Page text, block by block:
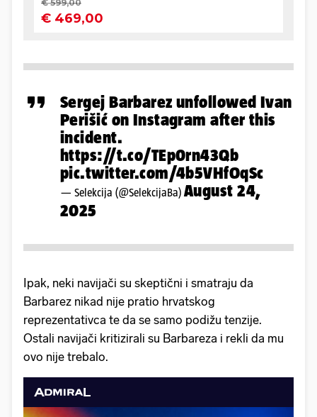
Sergej Barbarez unfollowed Ivan
Perišić on Instagram after this
incident.
https://t.co/TEp0rn43Qb
pic.twitter.com/4b5VHfOqSc
— Selekcija (@SelekcijaBa) August 24,
2025
Ipak, neki navijači su skeptični i smatraju da
Barbarez nikad nije pratio hrvatskog
reprezentativca te da se samo podižu tenzije.
Ostali navijači kritizirali su Barbareza i rekli da mu
ovo nije trebalo.